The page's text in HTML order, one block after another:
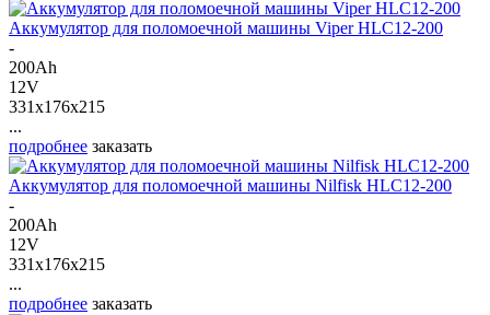
Аккумулятор для поломоечной машины Viper HLC12-200
-
200Ah
12V
331x176x215
...
подробнее заказать
Аккумулятор для поломоечной машины Nilfisk HLC12-200
-
200Ah
12V
331x176x215
...
подробнее заказать